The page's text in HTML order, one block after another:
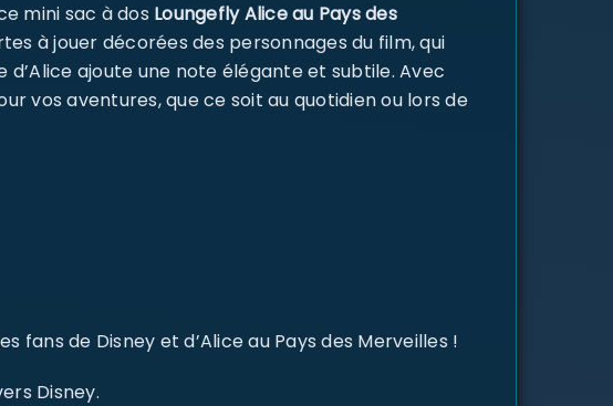
mini sac à dos Loungefly Alice au Pays des
à jouer décorées des personnages du film, qui
d’Alice ajoute une note élégante et subtile. Avec
vos aventures, que ce soit au quotidien ou lors de
de Disney et d’Alice au Pays des Merveilles !
Disney.